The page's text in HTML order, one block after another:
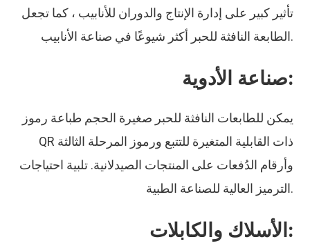
تأثير كبير على إدارة الإنتاج والدوران للأنابيب ، كما تجعل
الطابعة النافثة للحبر أكثر شيوعًا في صناعة الأنابيب.
صناعة الأدوية:
يمكن للطابعات النافثة للحبر صغيرة الحجم طباعة رموز
QR ذات القابلية المتغيرة للتتبع ورموز المرحلة الثالثة
وأرقام الدُفعات على المنتجات الصيدلانية. تلبية احتياجات
الترميز العالية للصناعة الطبية.
الأسلاك والكابلات: